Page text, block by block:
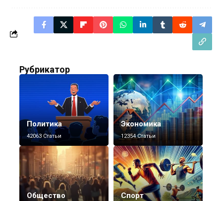
Рубрикатор
Политика
42063 Статьи
Экономика
12354 Статьи
Общество Спорт